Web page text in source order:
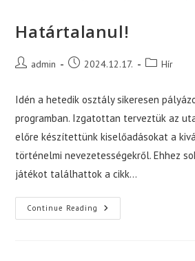
Határtalanul!
Postadmin
Post2024.12.17.
PostHír
Idén a hetedik osztály sikeresen
programban. Izgatottan terveztük az
előre készítettünk kiselőadásokat a
történelmi nevezetességekről. Ehhez
játékot találhattok a cikk…
Continue Reading Határtalanul!